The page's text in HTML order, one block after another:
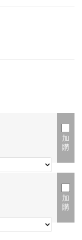
加
購
加
購